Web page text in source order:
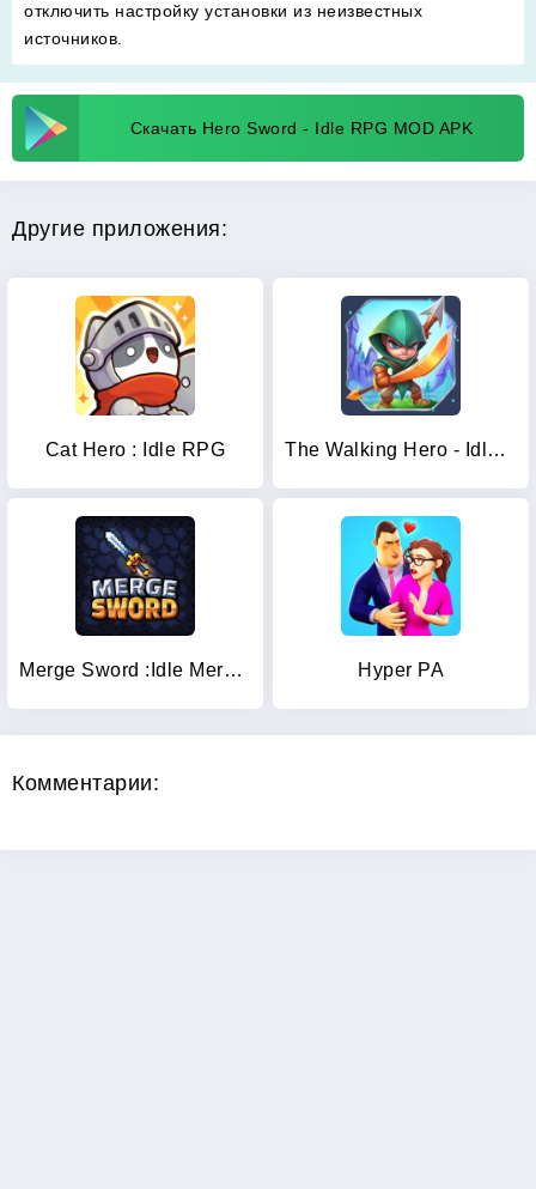
отключить настройку установки из неизвестных
источников.
Скачать Hero Sword - Idle RPG MOD APK
Другие приложения:
Cat Hero : Idle RPG The Walking Hero - Idle RPG
Merge Sword :Idle Merged Sword Hyper PA
Комментарии: